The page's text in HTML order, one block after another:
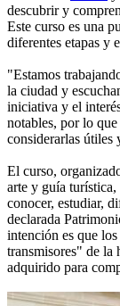
descubrir y
Este curso es una
diferentes etapas y
"Estamos
la ciudad y
iniciativa y el
notables, por lo
considerarlas útiles
El curso,
arte y guía
conocer, estudiar,
declarada
intención es que
transmisores" de la
adquirido para